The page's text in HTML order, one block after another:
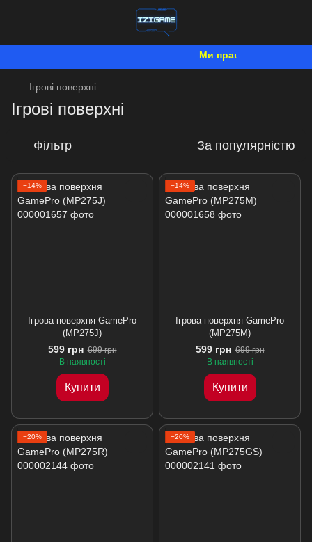
Ми працюємо. Все буде
Ігрові поверхні
Ігрові поверхні
Фільтр За популярністю
−14%
Ігрова поверхня GamePro
(MP275J)
599 грн 699 грн
В наявності
Купити
−14%
Ігрова поверхня GamePro
(MP275M)
599 грн 699 грн
В наявності
Купити
−20% −20%